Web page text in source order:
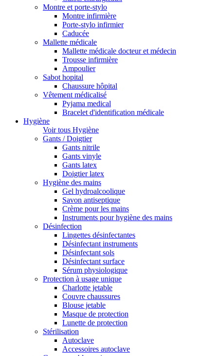
Montre et porte-stylo
Montre infirmière
Porte-stylo infirmier
Caducée
Mallette médicale
Mallette médicale docteur et médecin
Trousse infirmière
Ampoulier
Sabot hopital
Chaussure hôpital
Vêtement médicalisé
Pyjama medical
Bracelet d'identification médicale
Hygiène
Voir tous Hygiène
Gants / Doigtier
Gants nitrile
Gants vinyle
Gants latex
Doigtier latex
Hygiène des mains
Gel hydroalcoolique
Savon antiseptique
Crème pour les mains
Instruments pour hygiène des mains
Désinfection
Lingettes désinfectantes
Désinfectant instruments
Désinfectant sols
Désinfectant surface
Sérum physiologique
Protection à usage unique
Charlotte jetable
Couvre chaussures
Blouse jetable
Masque de protection
Lunette de protection
Stérilisation
Autoclave
Accessoires autoclave